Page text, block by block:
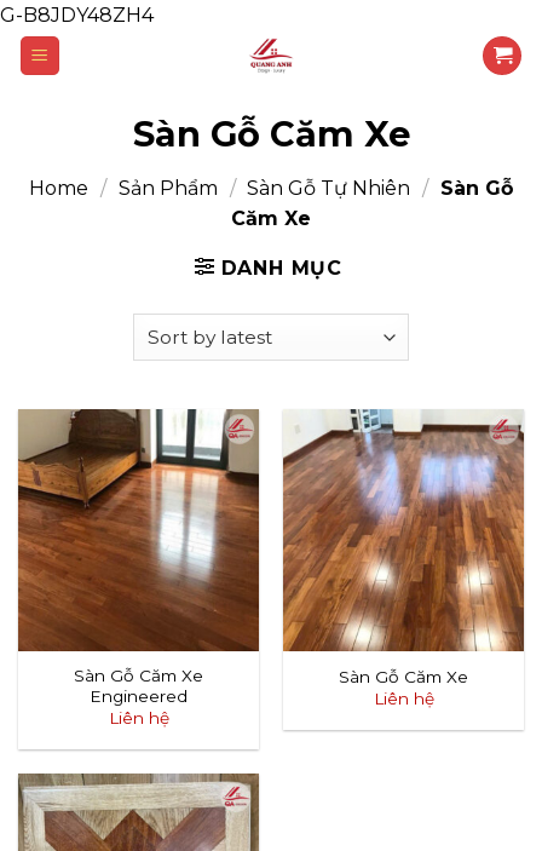
G-B8JDY48ZH4Skip
Sàn Gỗ Căm Xe
Home / Sản Phẩm / Sàn Gỗ Tự Nhiên / Sàn Gỗ
Căm Xe
DANH MỤC
Sàn Gỗ Căm Xe
Engineered
Liên hệ
Sàn Gỗ Căm Xe
Liên hệ